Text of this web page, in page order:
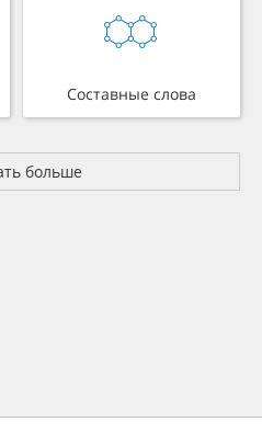
Составные слова
больше